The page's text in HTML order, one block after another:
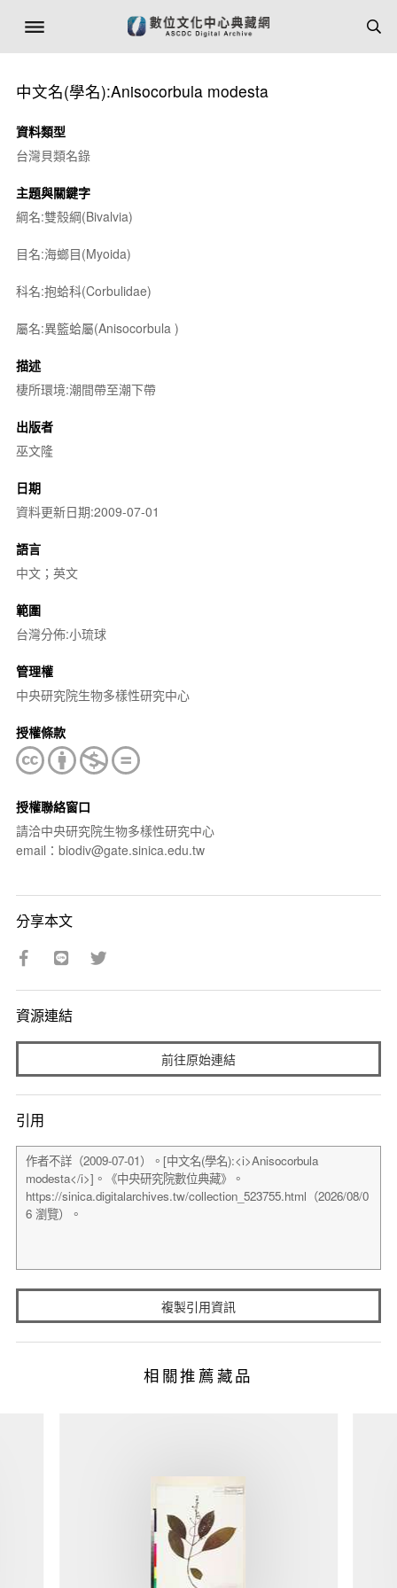
中文名(學名):Anisocorbula modesta
資料類型
台灣貝類名錄
主題與關鍵字
綱名:雙殼綱(Bivalvia)
目名:海螂目(Myoida)
科名:抱蛤科(Corbulidae)
屬名:異籃蛤屬(Anisocorbula)
描述
棲所環境:潮間帶至潮下帶
出版者
巫文隆
日期
資料更新日期:2009-07-01
語言
中文；英文
範圍
台灣分佈:小琉球
管理權
中央研究院生物多樣性研究中心
授權條款
授權聯絡窗口
請洽中央研究院生物多樣性研究中心
email：biodiv@gate.sinica.edu.tw
分享本文
資源連結
前往原始連結
引用
複製引用資訊
相關推薦藏品